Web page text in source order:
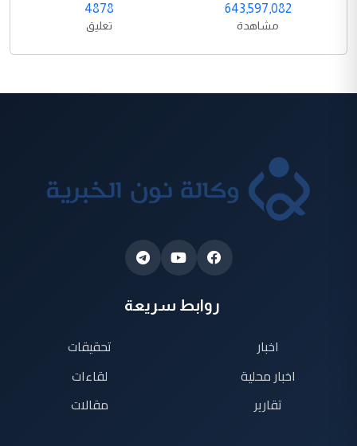
643,597,082
مشاهدة
4878
تعليق
روابط سريعة
اخبار
اخبار محلية
تقارير
تحقيقات
لقاءات
مقالات